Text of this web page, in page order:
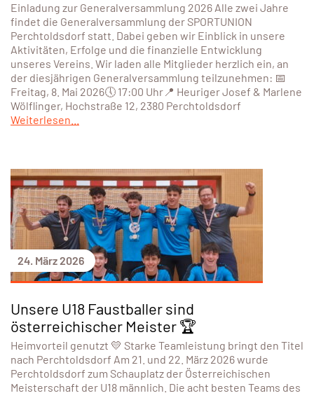
Einladung zur Generalversammlung 2026 Alle zwei Jahre
findet die Generalversammlung der SPORTUNION
Perchtoldsdorf statt. Dabei geben wir Einblick in unsere
Aktivitäten, Erfolge und die finanzielle Entwicklung
unseres Vereins. Wir laden alle Mitglieder herzlich ein, an
der diesjährigen Generalversammlung teilzunehmen: 📅
Freitag, 8. Mai 2026🕔 17:00 Uhr📍 Heuriger Josef & Marlene
Wölflinger, Hochstraße 12, 2380 Perchtoldsdorf
Weiterlesen...
24. März 2026
Unsere U18 Faustballer sind
österreichischer Meister 🏆
Heimvorteil genutzt 💛 Starke Teamleistung bringt den Titel
nach Perchtoldsdorf Am 21. und 22. März 2026 wurde
Perchtoldsdorf zum Schauplatz der Österreichischen
Meisterschaft der U18 männlich. Die acht besten Teams des